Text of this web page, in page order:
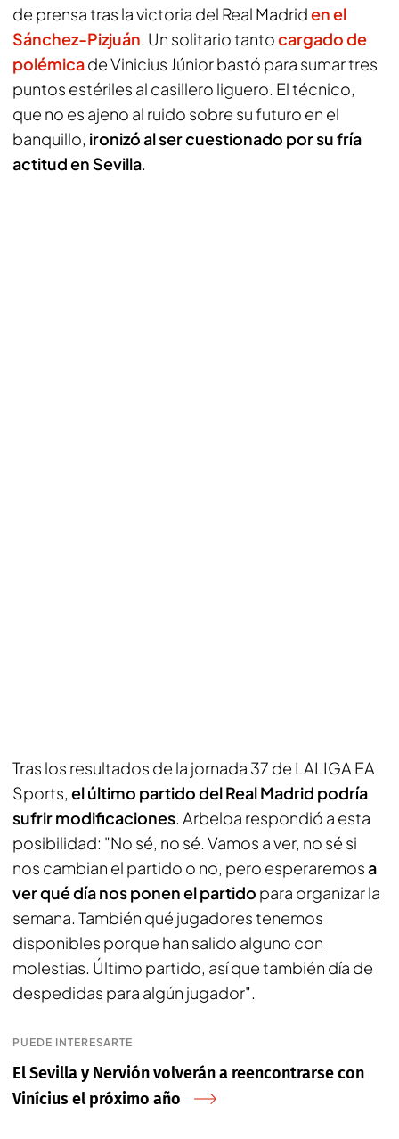
de prensa tras la victoria del Real Madriden el
Sánchez-Pizjuán. Un solitario tantocargado de
polémicade Vinicius Júnior bastó para sumar tres
puntos estériles al casillero liguero. El técnico,
que no es ajeno al ruido sobre su futuro en el
banquillo, ironizó al ser cuestionado por su fría
actitud en Sevilla.
Tras los resultados de la jornada 37 de LALIGA EA
Sports, el último partido del Real Madrid podría
sufrir modificaciones. Arbeloa respondió a esta
posibilidad: "No sé, no sé. Vamos a ver, no sé si
nos cambian el partido o no, pero esperaremosa
ver qué día nos ponen el partido para organizar la
semana. También qué jugadores tenemos
disponibles porque han salido alguno con
molestias. Último partido, así que también día de
despedidas para algún jugador".
PUEDE INTERESARTE
El Sevilla y Nervión volverán a reencontrarse con
Vinícius el próximo año